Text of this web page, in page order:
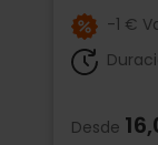
-1 €
Desde